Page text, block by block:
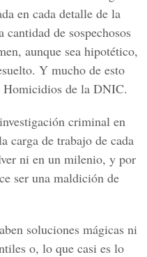
en cada detalle de la
cantidad de sospechosos
aunque sea hipotético,
Y mucho de esto
Homicidios de la DNIC.
criminal en
carga de trabajo de cada
ni en un milenio, y por
ser una maldición de
soluciones mágicas ni
o, lo que casi es lo